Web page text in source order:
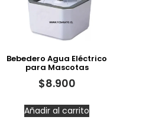
Bebedero Agua Eléctrico
para Mascotas
$8.900
Añadir al carrito